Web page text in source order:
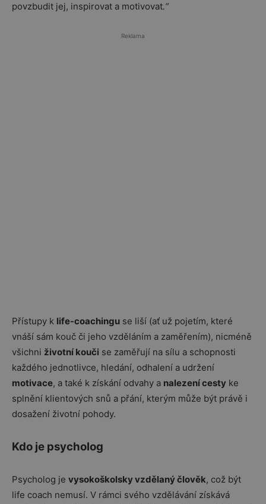
povzbudit jej, inspirovat a motivovat.“
Reklama
Přístupy k life-coachingu se liší (ať už pojetím, které
vnáší sám kouč či jeho vzděláním a zaměřením), nicméně
všichni životní kouči se zaměřují na sílu a schopnosti
každého jednotlivce, hledání, odhalení a udržení
motivace, a také k získání odvahy a nalezení cesty ke
splnění klientových snů a přání, kterým může být právě i
dosažení životní pohody.
Kdo je psycholog
Psycholog je vysokoškolsky vzdělaný člověk, což být
life coach nemusí. V rámci svého vzdělávání získává